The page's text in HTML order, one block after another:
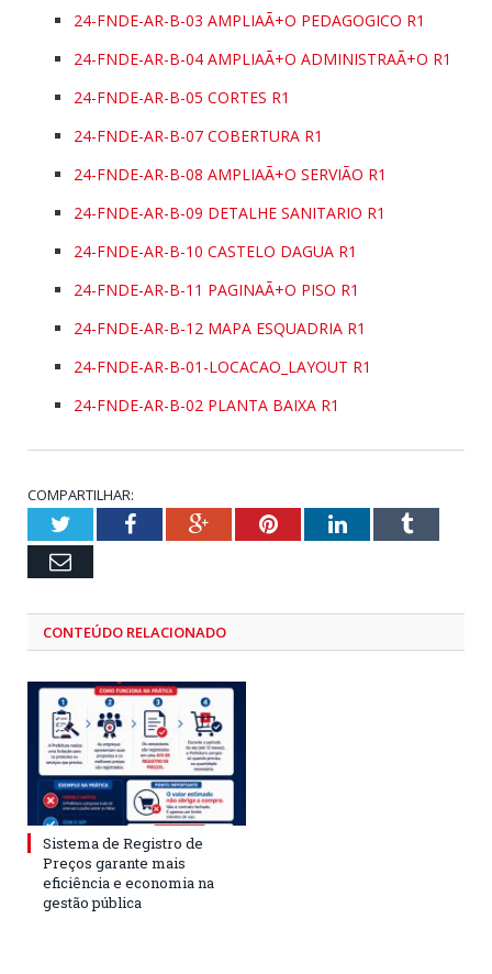
24-FNDE-AR-B-03 AMPLIAÃ+O PEDAGOGICO R1
24-FNDE-AR-B-04 AMPLIAÃ+O ADMINISTRAÃ+O R1
24-FNDE-AR-B-05 CORTES R1
24-FNDE-AR-B-07 COBERTURA R1
24-FNDE-AR-B-08 AMPLIAÃ+O SERVIÃO R1
24-FNDE-AR-B-09 DETALHE SANITARIO R1
24-FNDE-AR-B-10 CASTELO DAGUA R1
24-FNDE-AR-B-11 PAGINAÃ+O PISO R1
24-FNDE-AR-B-12 MAPA ESQUADRIA R1
24-FNDE-AR-B-01-LOCACAO_LAYOUT R1
24-FNDE-AR-B-02 PLANTA BAIXA R1
COMPARTILHAR:
TwitterFacebookGoogle+PinterestLinkedInTumblr
Email
CONTEÚDO RELACIONADO
Sistema de Registro de
Preços garante mais
eficiência e economia na
gestão pública